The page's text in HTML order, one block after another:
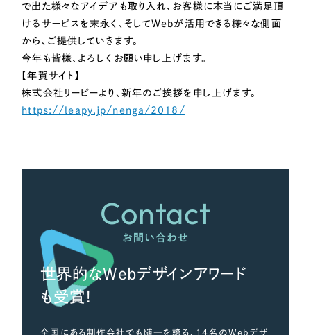
で出た様々なアイデアも取り入れ、お客様に本当にご満足頂
けるサービスを末永く、そしてWebが活用できる様々な側面
から、ご提供していきます。
今年も皆様、よろしくお願い申し上げます。
【年賀サイト】
株式会社リーピーより、新年のご挨拶を申し上げます。
https://leapy.jp/nenga/2018/
Contact
お問い合わせ
世界的なWebデザインアワード
も受賞！
全国にある制作会社でも随一を誇る、14名のWebデザ